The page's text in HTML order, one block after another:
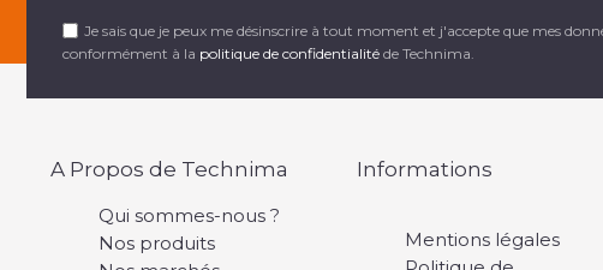
Je sais que je peux me désinscrire à tout moment et j'accepte que mes
conformément à la politique de confidentialité de Technima.
A Propos de Technima
Qui sommes-nous ?
Nos produits
Informations
Mentions légales